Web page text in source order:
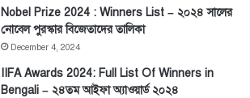
Nobel Prize 2024 : Winners List – ২০২৪ সালের
নোবেল পুরস্কার বিজেতাদের তালিকা
December 4, 2024
IIFA Awards 2024: Full List Of Winners in
Bengali – ২৪তম আইফা অ্যাওয়ার্ড ২০২৪